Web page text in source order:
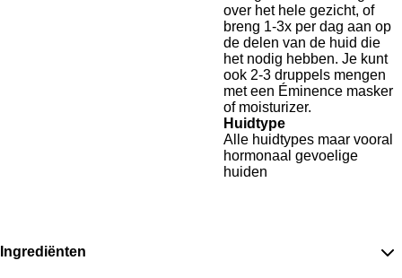
over het hele gezicht, of
breng 1-3x per dag aan op
de delen van de huid die
het nodig hebben. Je kunt
ook 2-3 druppels mengen
met een Éminence masker
of moisturizer.
Huidtype
Alle huidtypes maar vooral
hormonaal gevoelige
huiden
Ingrediënten